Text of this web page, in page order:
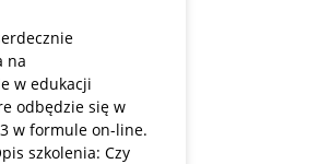
na
w edukacji
odbędzie się w
w formule on-line.
szkolenia: Czy